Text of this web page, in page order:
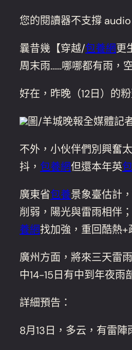
您的閱讀器不支撐 audio
曩昔幾【穿越/包養網更
周末雨……哪哪都有雨，
好在，昨晚（12日）的
圖/羊城晚報全媒體記
不外，小伙伴們別興奮
抖， 包養網但還本年英
廣東省包養景象臺估計
削弱，陽光與雷雨相伴；
養網找加強，重回酷熱+
廣州方面，將來三天雷
中14-15日有中到年夜
詳細預告：
8月13日，多云，有雷